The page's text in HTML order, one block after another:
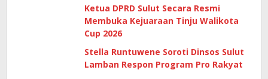
Ketua DPRD Sulut Secara Resmi
Membuka Kejuaraan Tinju Walikota
Cup 2026
Stella Runtuwene Soroti Dinsos Sulut
Lamban Respon Program Pro Rakyat